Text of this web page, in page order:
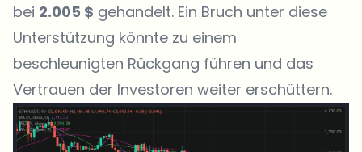
bei 2.005 $ gehandelt. Ein Bruch unter diese
Unterstützung könnte zu einem
beschleunigten Rückgang führen und das
Vertrauen der Investoren weiter erschüttern.